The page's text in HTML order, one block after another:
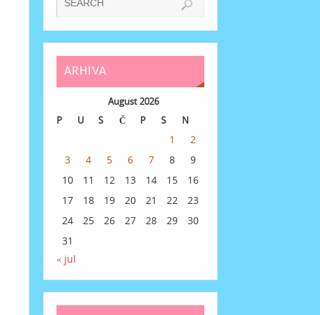
ARHIVA
August 2026
P
U S Č P S N
1
2
3
4 5 6 7 8
9
10
11 12 13 14 15
16
17
18 19 20 21 22
23
24
25 26 27 28 29
30
31
« jul